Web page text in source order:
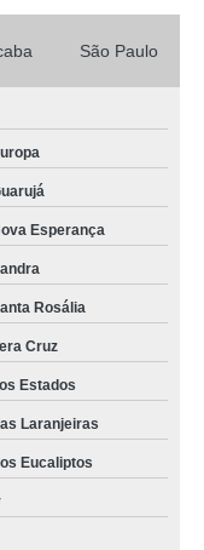
São Paulo
Esperança
Rosália
Cruz
Estados
Laranjeiras
Eucaliptos